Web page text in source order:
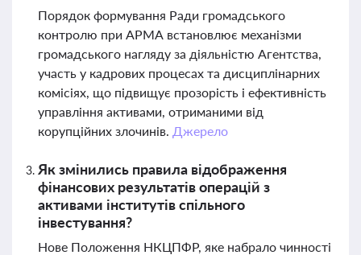
Порядок формування Ради громадського
контролю при АРМА встановлює механізми
громадського нагляду за діяльністю Агентства,
участь у кадрових процесах та дисциплінарних
комісіях, що підвищує прозорість і ефективність
управління активами, отриманими від
корупційних злочинів. Джерело
Як змінились правила відображення
фінансових результатів операцій з
активами інститутів спільного
інвестування?
Нове Положення НКЦПФР, яке набрало чинності